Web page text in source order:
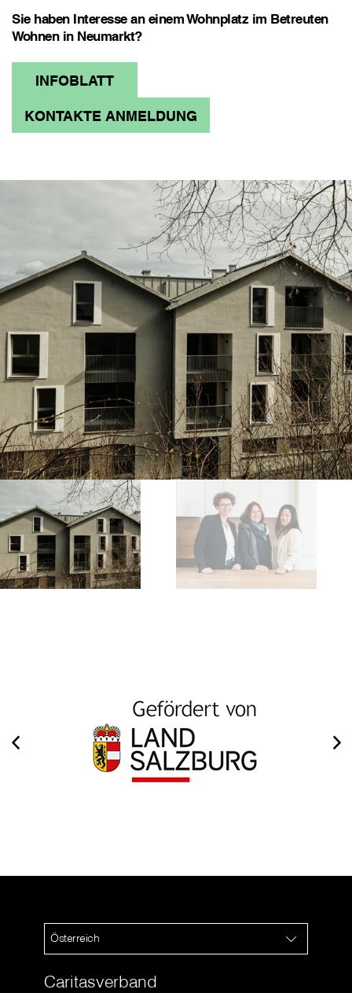
Sie haben Interesse an einem Wohnplatz im Betreuten
Wohnen in Neumarkt?
INFOBLATT
KONTAKTE ANMELDUNG
Österreich
Caritasverband